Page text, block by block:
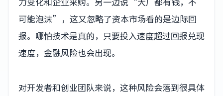
可能泡沫”，这又忽略了资本市场看的是边际回
报。哪怕技术是真的，只要投入速度超过回报兑现
速度，金融风险也会出现。
对开发者和创业团队来说，这种风险会落到很具体